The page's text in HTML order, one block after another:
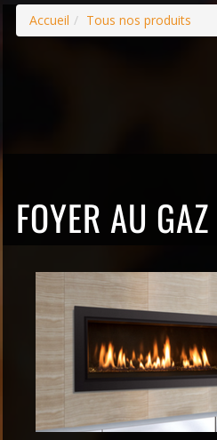
Accueil Tous nos produits
FOYER AU